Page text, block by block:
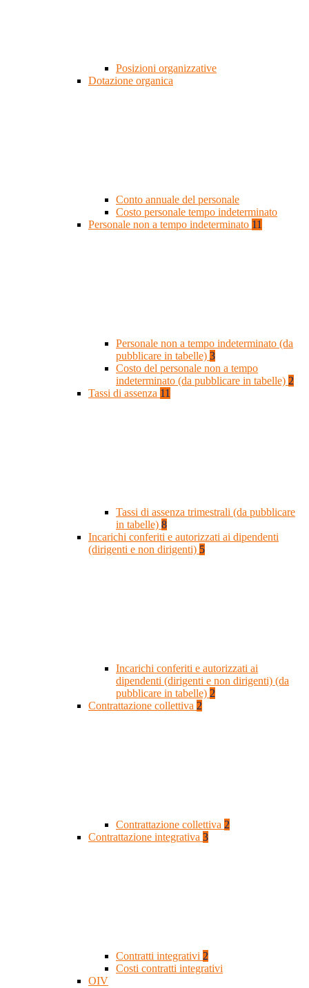
Posizioni organizzative
Dotazione organica
Conto annuale del personale
Costo personale tempo indeterminato
Personale non a tempo indeterminato 11
Personale non a tempo indeterminato (da
pubblicare in tabelle) 3
Costo del personale non a tempo
indeterminato (da pubblicare in tabelle) 2
Tassi di assenza 11
Tassi di assenza trimestrali (da pubblicare
in tabelle) 8
Incarichi conferiti e autorizzati ai dipendenti
(dirigenti e non dirigenti) 5
Incarichi conferiti e autorizzati ai
dipendenti (dirigenti e non dirigenti) (da
pubblicare in tabelle) 2
Contrattazione collettiva 2
Contrattazione collettiva 2
Contrattazione integrativa 3
Contratti integrativi 2
Costi contratti integrativi
OIV